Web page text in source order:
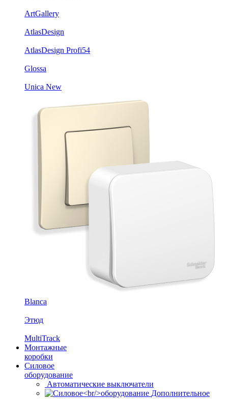
ArtGallery
AtlasDesign
AtlasDesign Profi54
Glossa
Unica New
Blanca
Этюд
MultiTrack
Монтажные
коробки
Силовое
оборудование
Автоматические выключатели
Дополнительное